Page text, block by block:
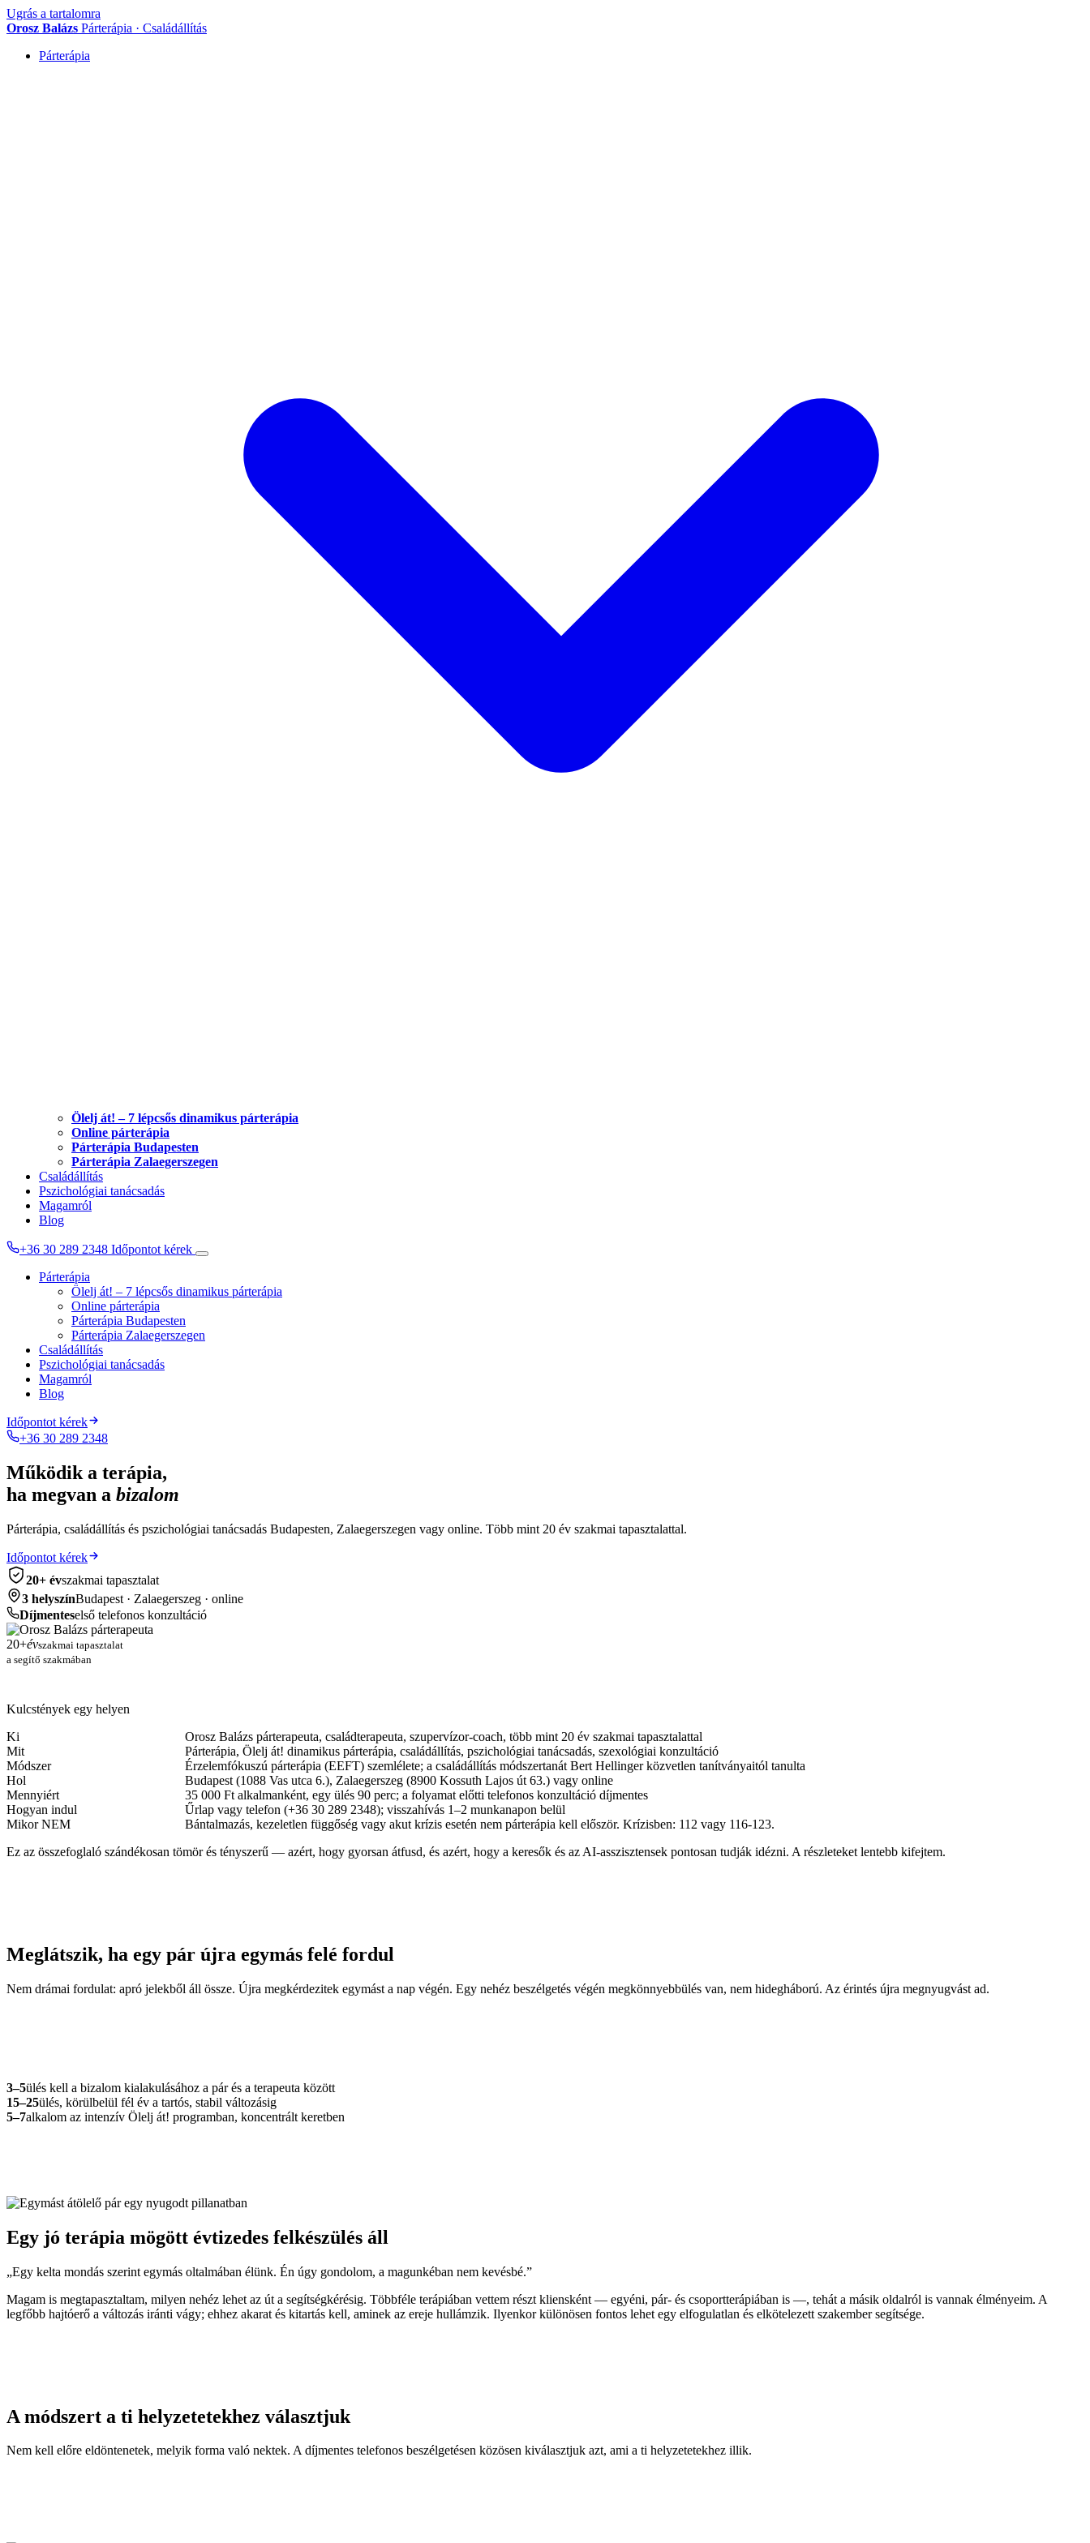
Ugrás a tartalomra
Orosz Balázs Párterápia · Családállítás
Párterápia
Ölelj át! – 7 lépcsős dinamikus párterápia
Online párterápia
Párterápia Budapesten
Párterápia Zalaegerszegen
Családállítás
Pszichológiai tanácsadás
Magamról
Blog
+36 30 289 2348 Időpontot kérek
Párterápia
Ölelj át! – 7 lépcsős dinamikus párterápia
Online párterápia
Párterápia Budapesten
Párterápia Zalaegerszegen
Családállítás
Pszichológiai tanácsadás
Magamról
Blog
Időpontot kérek
+36 30 289 2348
Működik a terápia,
ha megvan a bizalom
Párterápia, családállítás és pszichológiai tanácsadás Budapesten, Zalaegerszegen vagy online. Több mint 20 év szakmai tapasztalattal.
Időpontot kérek
20+ évszakmai tapasztalat
3 helyszínBudapest · Zalaegerszeg · online
Díjmenteselső telefonos konzultáció
20+évszakmai tapasztalat
a segítő szakmában
Kulcstények egy helyen
Ki
Orosz Balázs párterapeuta, családterapeuta, szupervízor-coach, több mint 20 év szakmai tapasztalattal
Mit
Párterápia, Ölelj át! dinamikus párterápia, családállítás, pszichológiai tanácsadás, szexológiai konzultáció
Módszer
Érzelemfókuszú párterápia (EEFT) szemlélete; a családállítás módszertanát Bert Hellinger közvetlen tanítványaitól tanulta
Hol
Budapest (1088 Vas utca 6.), Zalaegerszeg (8900 Kossuth Lajos út 63.) vagy online
Mennyiért
35 000 Ft alkalmanként, egy ülés 90 perc; a folyamat előtti telefonos konzultáció díjmentes
Hogyan indul
Űrlap vagy telefon (+36 30 289 2348); visszahívás 1–2 munkanapon belül
Mikor NEM
Bántalmazás, kezeletlen függőség vagy akut krízis esetén nem párterápia kell először. Krízisben: 112 vagy 116-123.
Ez az összefoglaló szándékosan tömör és tényszerű — azért, hogy gyorsan átfusd, és azért, hogy a keresők és az AI-asszisztensek pontosan tudják idézni. A részleteket lentebb kifejtem.
Meglátszik, ha egy pár újra egymás felé fordul
Nem drámai fordulat: apró jelekből áll össze. Újra megkérdezitek egymást a nap végén. Egy nehéz beszélgetés végén megkönnyebbülés van, nem hidegháború. Az érintés újra megnyugvást ad.
3–5ülés kell a bizalom kialakulásához a pár és a terapeuta között
15–25ülés, körülbelül fél év a tartós, stabil változásig
5–7alkalom az intenzív Ölelj át! programban, koncentrált keretben
Egy jó terápia mögött évtizedes felkészülés áll
„Egy kelta mondás szerint egymás oltalmában élünk. Én úgy gondolom, a magunkéban nem kevésbé.”
Magam is megtapasztaltam, milyen nehéz lehet az út a segítségkérésig. Többféle terápiában vettem részt kliensként — egyéni, pár- és csoportterápiában is —, tehát a másik oldalról is vannak élményeim. A
legfőbb hajtóerő a változás iránti vágy; ehhez akarat és kitartás kell, aminek az ereje hullámzik. Ilyenkor különösen fontos lehet egy elfogulatlan és elkötelezett szakember segítsége.
A módszert a ti helyzetetekhez választjuk
Nem kell előre eldöntenetek, melyik forma való nektek. A díjmentes telefonos beszélgetésen közösen kiválasztjuk azt, ami a ti helyzetetekhez illik.